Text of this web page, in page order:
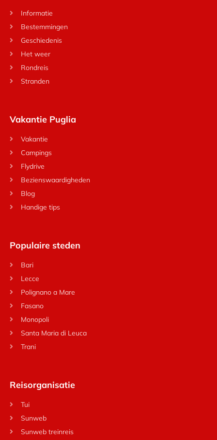
Informatie
Bestemmingen
Geschiedenis
Het weer
Rondreis
Stranden
Vakantie Puglia
Vakantie
Campings
Flydrive
Bezienswaardigheden
Blog
Handige tips
Populaire steden
Bari
Lecce
Polignano a Mare
Fasano
Monopoli
Santa Maria di Leuca
Trani
Reisorganisatie
Tui
Sunweb
Sunweb treinreis